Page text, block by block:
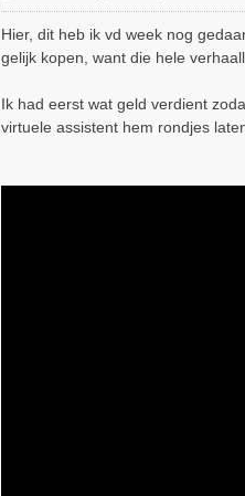
e
r
Hier, dit heb ik vd week nog
gelijk kopen, want die hele
Ik had eerst wat geld verdient
virtuele assistent hem rondjes